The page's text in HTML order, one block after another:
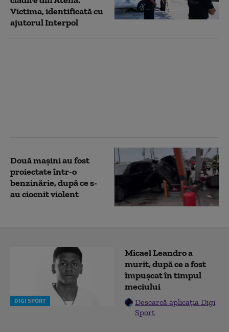
Victima, identificată cu
ajutorul Interpol
Două mașini au fost
proiectate într-o
benzinărie, după ce s-
au ciocnit violent
DIGI SPORT
Micael Leandro a
murit, după ce a fost
împușcat în timpul
meciului
Descarcă aplicația Digi
Sport